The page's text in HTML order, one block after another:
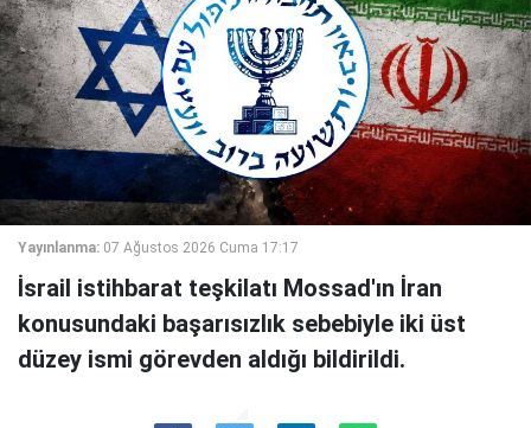
Yayınlanma: 07 Ağustos 2026 Cuma 17:17
İsrail istihbarat teşkilatı Mossad'ın İran
konusundaki başarısızlık sebebiyle iki üst
düzey ismi görevden aldığı bildirildi.